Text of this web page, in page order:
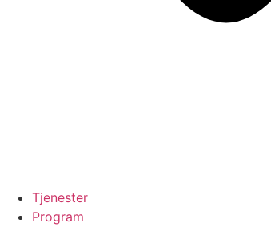
Tjenester
Program